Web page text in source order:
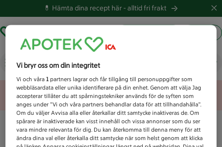
💊 Hämta dina recept här -alltid fri frakt
Vad letar du efter idag?
Unknown error
Vi bryr oss om din integritet
Vi och våra1 partners lagrar och får tillgång till personuppgifter som
webbläsardata eller unika identifierare på din enhet. Genom att välja Jag
accepterar tillåter du att spårningstekniker används för de syften som
anges under ”Vi och våra partners behandlar data för att tillhandahålla”.
Om du väljer Avvisa alla eller återkallar ditt samtycke inaktiveras de. Om
spårare är inaktiverade kan visst innehåll och vissa annonser som du ser
vara mindre relevanta för dig. Du kan återkomma till denna meny för att
ändra dina val eller återkalla ditt samtycke när som helst genom att klicka